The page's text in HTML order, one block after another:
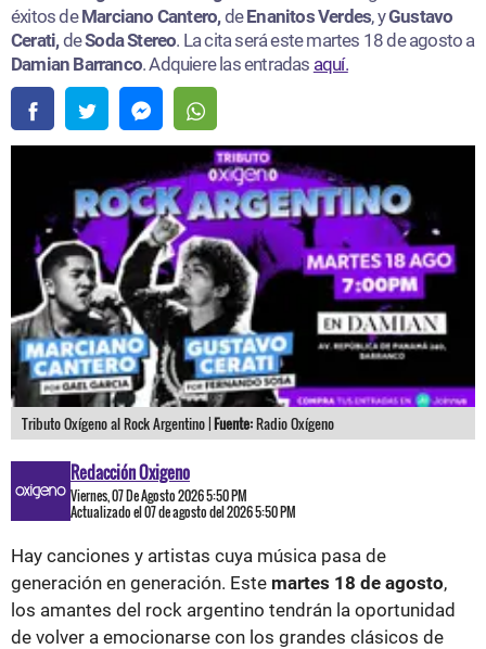
éxitos deMarciano Cantero,deEnanitos Verdes, yGustavo
Cerati,deSoda Stereo. La cita será este martes 18 de agosto a
Damian Barranco. Adquiere las entradas aquí.
Tributo Oxígeno al Rock Argentino |Fuente:Radio Oxígeno
Redacción Oxigeno
Viernes, 07 De Agosto 2026 5:50 PM
Actualizado el 07 de agosto del 2026 5:50 PM
Hay canciones y artistas cuya música pasa de
generación en generación. Este martes 18 de agosto,
los amantes del rock argentino tendrán la oportunidad
de volver a emocionarse con los grandes clásicos de